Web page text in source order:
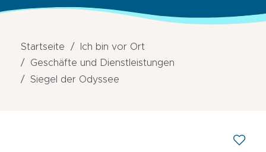
Startseite
Ich bin vor Ort
Geschäfte und Dienstleistungen
Siegel der Odyssee